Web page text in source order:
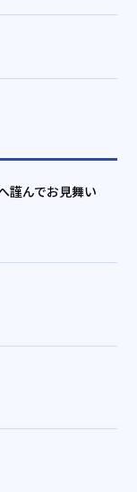
謹んでお見舞い